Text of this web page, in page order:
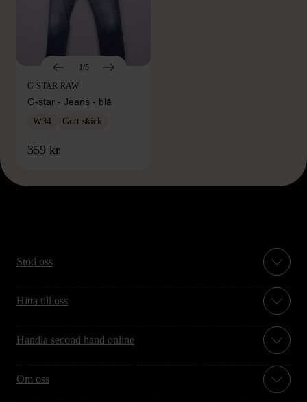
1/5
G-STAR RAW
G-star - Jeans - blå
W34 Gott skick
359 kr
Stöd oss
Hitta till oss
Handla second hand online
Om oss